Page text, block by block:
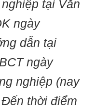
tại Văn
ngày
dẫn tại
ngày
nghiệp (nay
thời điểm